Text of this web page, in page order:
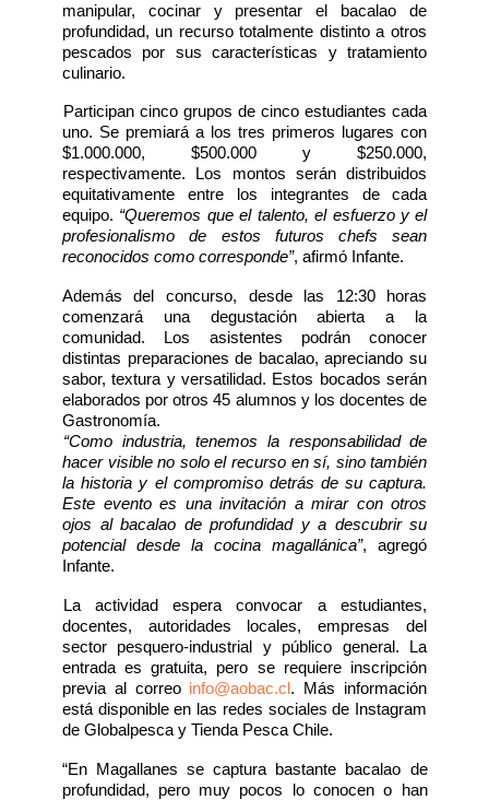
manipular, cocinar y presentar el bacalao de
profundidad, un recurso totalmente distinto a otros
pescados por sus características y tratamiento
culinario.
Participan cinco grupos de cinco estudiantes cada
uno. Se premiará a los tres primeros lugares con
$1.000.000, $500.000 y $250.000,
respectivamente. Los montos serán distribuidos
equitativamente entre los integrantes de cada
equipo. “Queremos que el talento, el esfuerzo y el
profesionalismo de estos futuros chefs sean
reconocidos como corresponde”, afirmó Infante.
Además del concurso, desde las 12:30 horas
comenzará una degustación abierta a la
comunidad. Los asistentes podrán conocer
distintas preparaciones de bacalao, apreciando su
sabor, textura y versatilidad. Estos bocados serán
elaborados por otros 45 alumnos y los docentes de
Gastronomía.
“Como industria, tenemos la responsabilidad de
hacer visible no solo el recurso en sí, sino también
la historia y el compromiso detrás de su captura.
Este evento es una invitación a mirar con otros
ojos al bacalao de profundidad y a descubrir su
potencial desde la cocina magallánica”, agregó
Infante.
La actividad espera convocar a estudiantes,
docentes, autoridades locales, empresas del
sector pesquero-industrial y público general. La
entrada es gratuita, pero se requiere inscripción
previa al correo info@aobac.cl . Más información
está disponible en las redes sociales de Instagram
de Globalpesca y Tienda Pesca Chile.
“En Magallanes se captura bastante bacalao de
profundidad, pero muy pocos lo conocen o han